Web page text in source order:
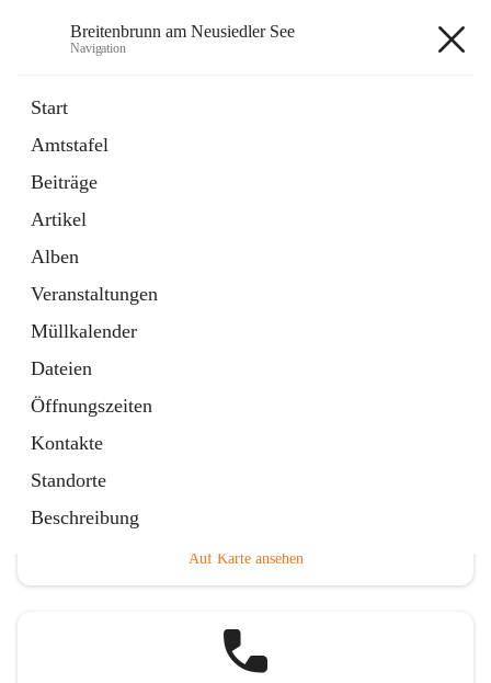
Breitenbrunn am Neusiedler See
Navigation
Start
Amtstafel
Beiträge
Artikel
Alben
Veranstaltungen
Müllkalender
Dateien
Öffnungszeiten
Kontakte
Standorte
Beschreibung
18 Schnellzugriffe
Gemeindeservice
Auf Karte ansehen